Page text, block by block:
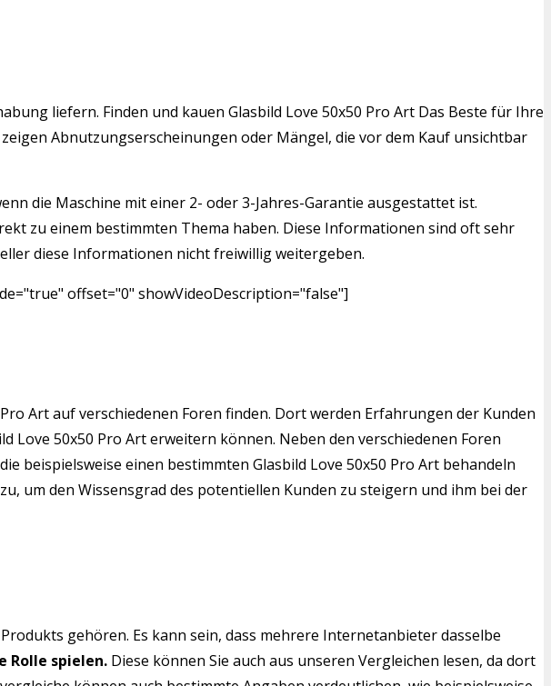
liefern. Finden und kauen Glasbild Love 50x50 Pro Art Das Beste für Ihre
Abnutzungserscheinungen oder Mängel, die vor dem Kauf unsichtbar
die Maschine mit einer 2- oder 3-Jahres-Garantie ausgestattet ist.
zu einem bestimmten Thema haben. Diese Informationen sind oft sehr
diese Informationen nicht freiwillig weitergeben.
offset="0" showVideoDescription="false"]
Art auf verschiedenen Foren finden. Dort werden Erfahrungen der Kunden
Love 50x50 Pro Art erweitern können. Neben den verschiedenen Foren
beispielsweise einen bestimmten Glasbild Love 50x50 Pro Art behandeln
um den Wissensgrad des potentiellen Kunden zu steigern und ihm bei der
gehören. Es kann sein, dass mehrere Internetanbieter dasselbe
Rolle spielen. Diese können Sie auch aus unseren Vergleichen lesen, da dort